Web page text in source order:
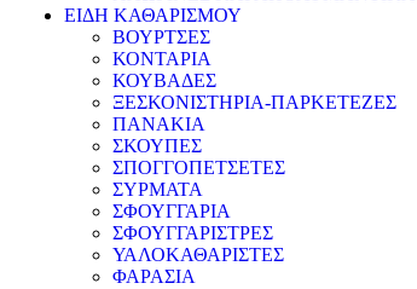
ΕΙΔΗ ΚΑΘΑΡΙΣΜΟΥ
ΒΟΥΡΤΣΕΣ
ΚΟΝΤΑΡΙΑ
ΚΟΥΒΑΔΕΣ
ΞΕΣΚΟΝΙΣΤΗΡΙΑ-ΠΑΡΚΕΤΕΖΕΣ
ΠΑΝΑΚΙΑ
ΣΚΟΥΠΕΣ
ΣΠΟΓΓΟΠΕΤΣΕΤΕΣ
ΣΥΡΜΑΤΑ
ΣΦΟΥΓΓΑΡΙΑ
ΣΦΟΥΓΓΑΡΙΣΤΡΕΣ
ΥΑΛΟΚΑΘΑΡΙΣΤΕΣ
ΦΑΡΑΣΙΑ